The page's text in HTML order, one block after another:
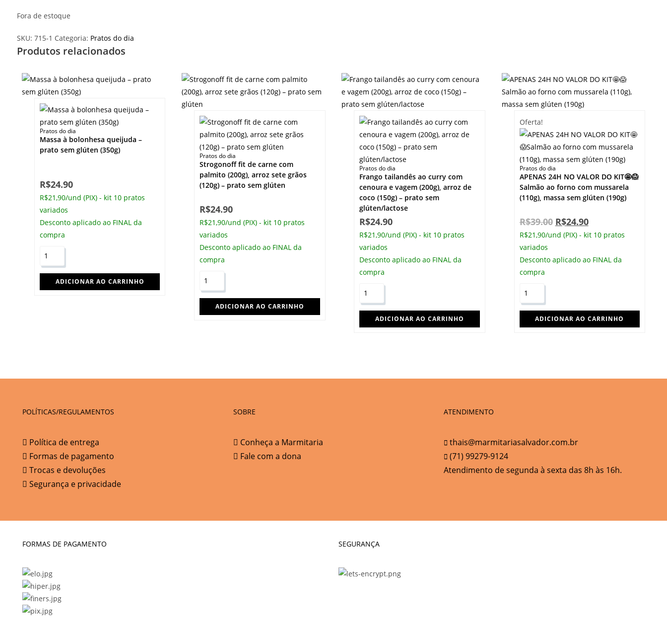
Fora de estoque
SKU: 715-1 Categoria: Pratos do dia
Produtos relacionados
Pratos do dia
Massa à bolonhesa queijuda –
prato sem glúten (350g)
R$24.90
R$21,90/und (PIX) - kit 10 pratos
variados
Desconto aplicado ao FINAL da
compra
ADICIONAR AO CARRINHO
Pratos do dia
Strogonoff fit de carne com
palmito (200g), arroz sete grãos
(120g) – prato sem glúten
R$24.90
R$21,90/und (PIX) - kit 10 pratos
variados
Desconto aplicado ao FINAL da
compra
ADICIONAR AO CARRINHO
Pratos do dia
Frango tailandês ao curry com
cenoura e vagem (200g), arroz de
coco (150g) – prato sem
glúten/lactose
R$24.90
R$21,90/und (PIX) - kit 10 pratos
variados
Desconto aplicado ao FINAL da
compra
ADICIONAR AO CARRINHO
Oferta!
Pratos do dia
APENAS 24H NO VALOR DO KIT🤩😱
Salmão ao forno com mussarela
(110g), massa sem glúten (190g)
R$39.00 R$24.90
R$21,90/und (PIX) - kit 10 pratos
variados
Desconto aplicado ao FINAL da
compra
ADICIONAR AO CARRINHO
POLÍTICAS/REGULAMENTOS
Política de entrega
Formas de pagamento
Trocas e devoluções
Segurança e privacidade
SOBRE
Conheça a Marmitaria
Fale com a dona
ATENDIMENTO
thais@marmitariasalvador.com.br
(71) 99279-9124
Atendimento de segunda à sexta das 8h às 16h.
FORMAS DE PAGAMENTO SEGURANÇA